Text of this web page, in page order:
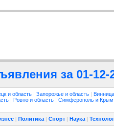
за 01-12-
и область | Запорожье и область |
| Ровно и область | Симферополь и Крым
| Политика | Спорт | Наука |